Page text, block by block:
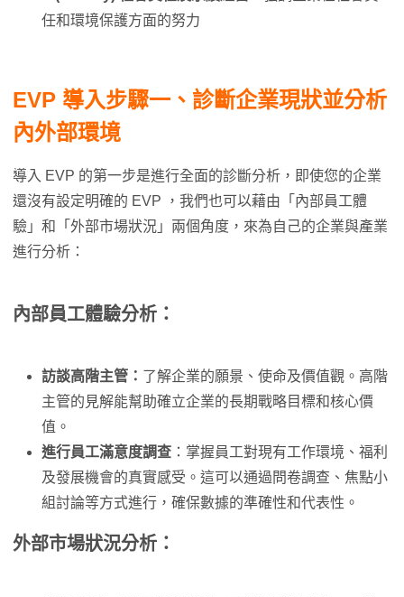
任和環境保護方面的努力
EVP 導入步驟一、診斷企業現狀並分析
內外部環境
導入 EVP 的第一步是進行全面的診斷分析，即使您的企業
還沒有設定明確的 EVP ，我們也可以藉由「內部員工體
驗」和「外部市場狀況」兩個角度，來為自己的企業與產業
進行分析：
內部員工體驗分析：
訪談高階主管： 了解企業的願景、使命及價值觀。高階
主管的見解能幫助確立企業的長期戰略目標和核心價
值。
進行員工滿意度調查 ：掌握員工對現有工作環境、福利
及發展機會的真實感受。這可以通過問卷調查、焦點小
組討論等方式進行，確保數據的準確性和代表性。
外部市場狀況分析 ：